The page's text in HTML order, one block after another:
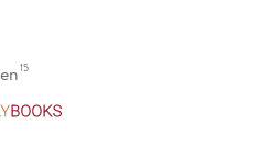
bevor sie sich als
15